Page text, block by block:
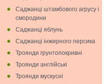
Саджанці штамбового агрусу і
смородини
Саджанці яблунь
Саджанці інжирного персика
Троянди грунтопокривні
Троянди англійські
Троянди мускуснi